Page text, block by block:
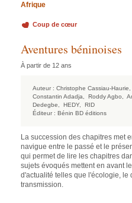
Afrique
Coup de cœur
Aventures béninoises
À partir de 12 ans
Auteur : Christophe Cassiau-Haurie,
Constantin Adadja,
Roddy Agbo,
Dedegbe,
HEDY,
RID
Éditeur : Bénin BD éditions
La succession des chapitres met
navigue entre le passé et le
qui permet de lire les chapitres
sujets évoqués mettent en avant
d'actualité telles que l'écologie, le
transmission.